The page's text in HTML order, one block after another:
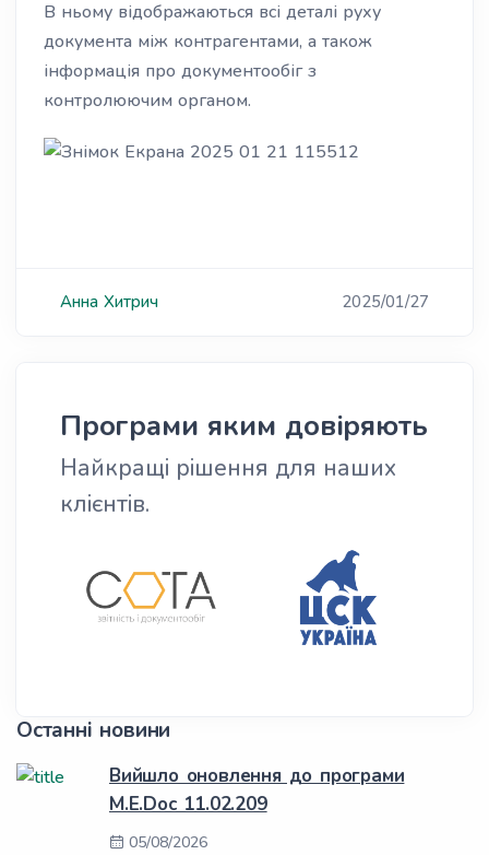
В ньому відображаються всі деталі руху
документа між контрагентами, а також
інформація про документообіг з
контролюючим органом.
Анна Хитрич 2025/01/27
Програми яким довіряють
Найкращі рішення для наших
клієнтів.
Останні новини
Вийшло оновлення до програми
M.E.Doc 11.02.209
05/08/2026